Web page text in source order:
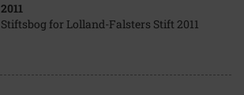
2011
Stiftsbog for Lolland-Falsters Stift 2011